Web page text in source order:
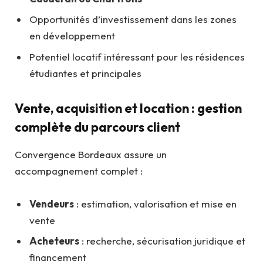
Opportunités d’investissement dans les zones
en développement
Potentiel locatif intéressant pour les résidences
étudiantes et principales
Vente, acquisition et location : gestion
complète du parcours client
Convergence Bordeaux assure un
accompagnement complet :
Vendeurs : estimation, valorisation et mise en
vente
Acheteurs : recherche, sécurisation juridique et
financement